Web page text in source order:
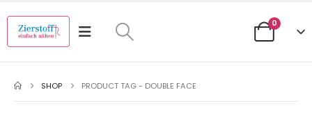
0
SHOP PRODUCT TAG - DOUBLE FACE